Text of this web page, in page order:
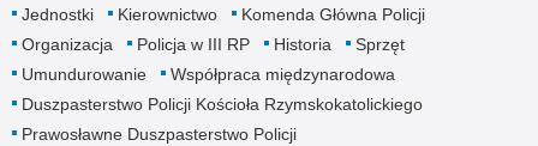
Jednostki Kierownictwo
Komenda Główna Policji
Organizacja
Policja w III RP Historia
Sprzęt
Umundurowanie
Współpraca międzynarodowa
Duszpasterstwo Policji Kościoła Rzymskokatolickiego
Prawosławne Duszpasterstwo Policji